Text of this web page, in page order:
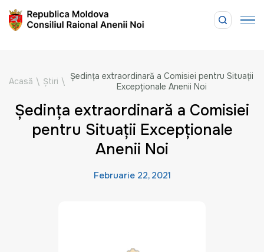
Acasă \ Știri \
Şedinţa extraordinară a Comisiei pentru Situaţii
Excepţionale Anenii Noi
Şedinţa extraordinară a Comisiei
pentru Situaţii Excepţionale
Anenii Noi
Februarie 22, 2021